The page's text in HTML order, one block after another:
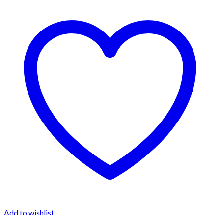
Add to wishlist